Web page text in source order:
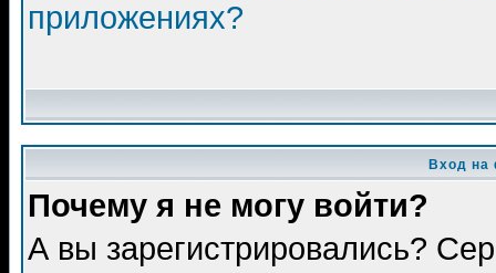
приложениях?
Вход на
Почему я не могу войти?
А вы зарегистрировались?